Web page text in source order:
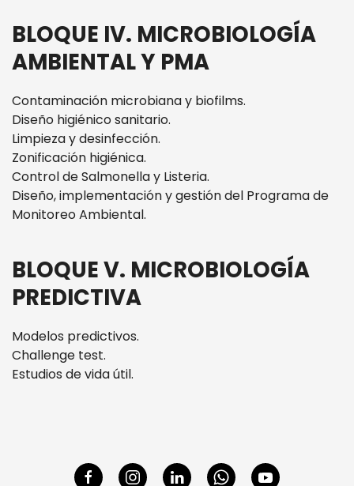
BLOQUE IV. MICROBIOLOGÍA
AMBIENTAL Y PMA
Contaminación microbiana y biofilms.
Diseño higiénico sanitario.
Limpieza y desinfección.
Zonificación higiénica.
Control de Salmonella y Listeria.
Diseño, implementación y gestión del Programa de
Monitoreo Ambiental.
BLOQUE V. MICROBIOLOGÍA
PREDICTIVA
Modelos predictivos.
Challenge test.
Estudios de vida útil.